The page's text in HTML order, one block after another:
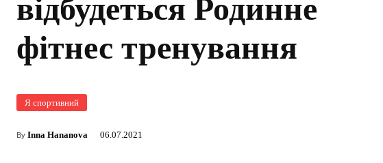
відбудеться Родинне
фітнес тренування
Я спортивний
By Inna Hananova 06.07.2021